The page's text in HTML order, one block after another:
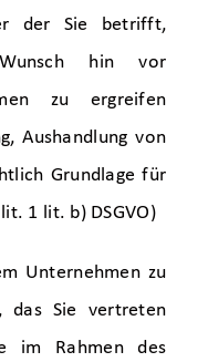
der Sie betrifft,
hin vor
zu ergreifen
Aushandlung von
Grundlage für
1 lit. b) DSGVO)
Unternehmen zu
das Sie vertreten
im Rahmen des